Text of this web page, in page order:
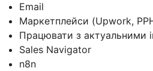
Email
Маркетплейси (Upwork,
Працювати з актуальними
Sales Navigator
n8n